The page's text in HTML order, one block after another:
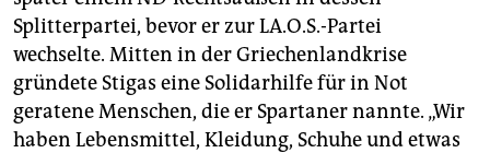
Splitterpartei, bevor er zur LA.O.S.-Partei
wechselte. Mitten in der Griechenlandkrise
gründete Stigas eine Solidarhilfe für in Not
geratene Menschen, die er Spartaner nannte. „Wir
haben Lebensmittel, Kleidung, Schuhe und etwas